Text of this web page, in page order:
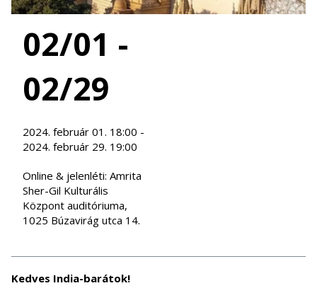
02/01 -
02/29
2024. február 01. 18:00 -
2024. február 29. 19:00
Online & jelenléti: Amrita
Sher-Gil Kulturális
Központ auditóriuma,
1025 Búzavirág utca 14.
Kedves India-barátok!